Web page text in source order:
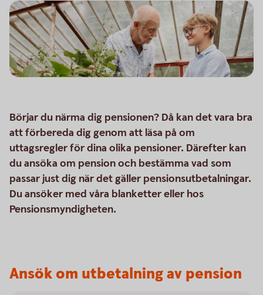
Börjar du närma dig pensionen? Då kan det vara bra
att förbereda dig genom att läsa på om
uttagsregler för dina olika pensioner. Därefter kan
du ansöka om pension och bestämma vad som
passar just dig när det gäller pensionsutbetalningar.
Du ansöker med våra blanketter eller hos
Pensionsmyndigheten.
Ansök om utbetalning av pension